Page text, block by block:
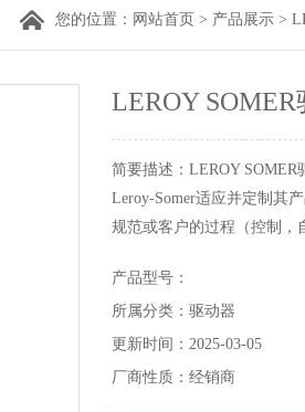
您的位置： 网站首页 > 产品展示 >
LEROY SOMER
简要描述：LEROY SOMER
Leroy-Somer适应并定制其产
规范或客户的过程（控制，
产品型号：
所属分类：驱动器
更新时间：2025-03-05
厂商性质：经销商